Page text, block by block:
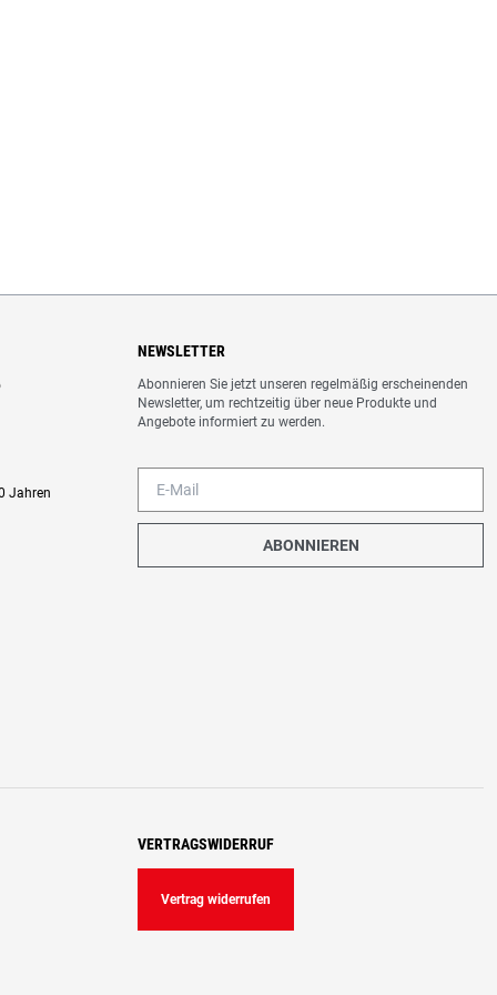
Jahren
NEWSLETTER
Abonnieren Sie jetzt unseren regelmäßig erscheinenden
Newsletter, um rechtzeitig über neue Produkte und
Angebote informiert zu werden.
ABONNIEREN
VERTRAGSWIDERRUF
Vertrag widerrufen